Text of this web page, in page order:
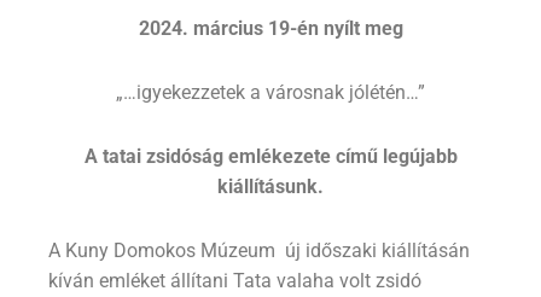
2024. március 19-én nyílt meg
„…igyekezzetek a városnak jólétén…”
A tatai zsidóság emlékezete című legújabb
kiállításunk.
A Kuny Domokos Múzeum új időszaki kiállításán
kíván emléket állítani Tata valaha volt zsidó